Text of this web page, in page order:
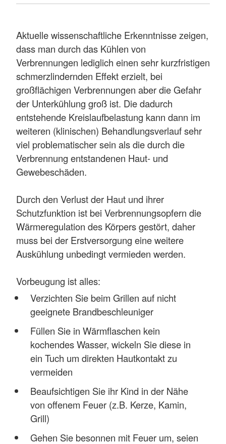
Aktuelle wissenschaftliche Erkenntnisse zeigen,
dass man durch das Kühlen von
Verbrennungen lediglich einen sehr kurzfristigen
schmerzlindernden Effekt erzielt, bei
großflächigen Verbrennungen aber die Gefahr
der Unterkühlung groß ist. Die dadurch
entstehende Kreislaufbelastung kann dann im
weiteren (klinischen) Behandlungsverlauf sehr
viel problematischer sein als die durch die
Verbrennung entstandenen Haut- und
Gewebeschäden.
Durch den Verlust der Haut und ihrer
Schutzfunktion ist bei Verbrennungsopfern die
Wärmeregulation des Körpers gestört, daher
muss bei der Erstversorgung eine weitere
Auskühlung unbedingt vermieden werden.
Vorbeugung ist alles:
Verzichten Sie beim Grillen auf nicht
geeignete Brandbeschleuniger
Füllen Sie in Wärmflaschen kein
kochendes Wasser, wickeln Sie diese in
ein Tuch um direkten Hautkontakt zu
vermeiden
Beaufsichtigen Sie ihr Kind in der Nähe
von offenem Feuer (z.B. Kerze, Kamin,
Grill)
Gehen Sie besonnen mit Feuer um, seien